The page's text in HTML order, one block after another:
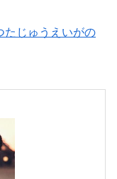
たじゅうえいがの